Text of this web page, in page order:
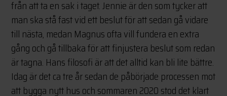
från att ta en sak i taget. Jennie är den som tycker att
man ska stå fast vid ett beslut för att sedan gå vidare
till nästa, medan Magnus ofta vill fundera en extra
gång och gå tillbaka för att finjustera beslut som redan
är tagna. Hans filosofi är att det alltid kan bli lite bättre.
Idag är det ca tre år sedan de påbörjade processen mot
att bygga nytt hus och sommaren 2020 stod det klart